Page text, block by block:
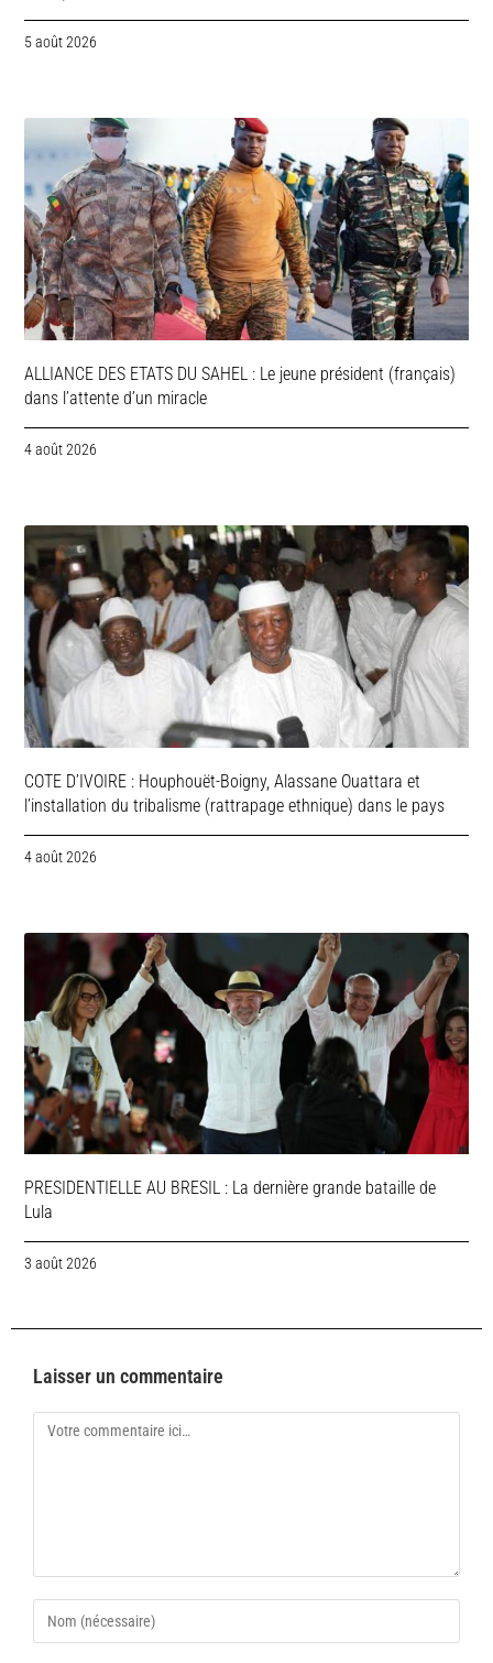
5 août 2026
ALLIANCE DES ETATS DU SAHEL : Le jeune président (français)
dans l’attente d’un miracle
4 août 2026
COTE D’IVOIRE : Houphouët-Boigny, Alassane Ouattara et
l’installation du tribalisme (rattrapage ethnique) dans le pays
4 août 2026
PRESIDENTIELLE AU BRESIL : La dernière grande bataille de
Lula
3 août 2026
Laisser un commentaire